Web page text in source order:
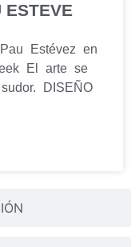
Estévez en
El arte se
DISEÑO